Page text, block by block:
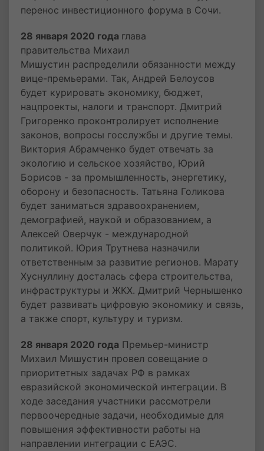
перенос инвестиционного форума в Сочи.
28 января 2020 года глава
правительства Михаил
Мишустин распределили обязанности между
вице-премьерами. Так, Андрей Белоусов
будет курировать экономику, бюджет,
нацпроекты, налоги и транспорт. Дмитрий
Григоренко проконтролирует исполнение
законов, вопросы госслужбы и другие темы.
Виктория Абрамченко будет отвечать за
экологию и сельское хозяйство, Юрий
Борисов - за промышленность, энергетику,
оборону и безопасность. Татьяна Голикова
будет заниматься здравоохранением,
демографией, наукой и образованием, а
Алексей Оверчук - международной
политикой. Юрия Трутнева назначили
ответственным за развитие регионов. Марату
Хуснуллину досталась сфера строительства,
инфраструктуры и ЖКХ. Дмитрий Чернышенко
будет развивать цифровую экономику и связь,
а также спорт, культуру и туризм.
28 января 2020 года Премьер-министр
Михаил Мишустин провел совещание о
приоритетных задачах РФ в рамках
евразийской экономической интеграции. В
ходе заседания участники рассмотрели
первоочередные задачи, необходимые для
повышения эффективности работы на
направлении интеграции с ЕАЭС.